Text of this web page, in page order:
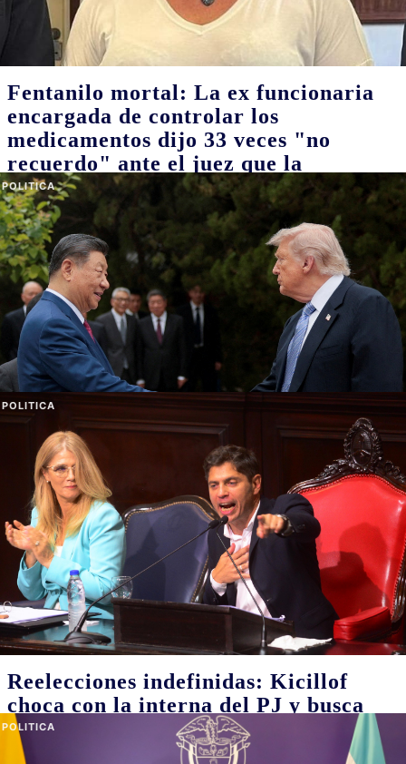
El hombre que construyó unas
prótesis para devolverle las manos a
Perón y el proyecto para exhibir el
cuerpo del expresidente
08/08/2026
El tanatólogo Daniel Carunchio participó en el traslado a la quinta
de San Vicente. Los detalles de lo que encontró el embalsamador
en el ataúd y el proyecto para acondicionar el cuerpo
POLITICA
Fentanilo mortal: La ex funcionaria
encargada de controlar los
medicamentos dijo 33 veces "no
recuerdo" ante el juez que la
investiga